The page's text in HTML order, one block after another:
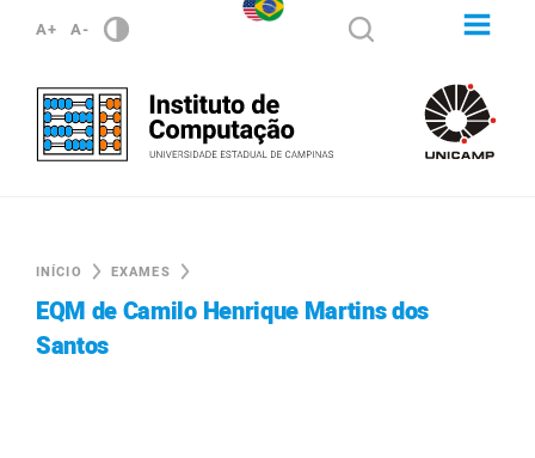
A+ A-
INÍCIO EXAMES
EQM de Camilo Henrique Martins dos
Santos